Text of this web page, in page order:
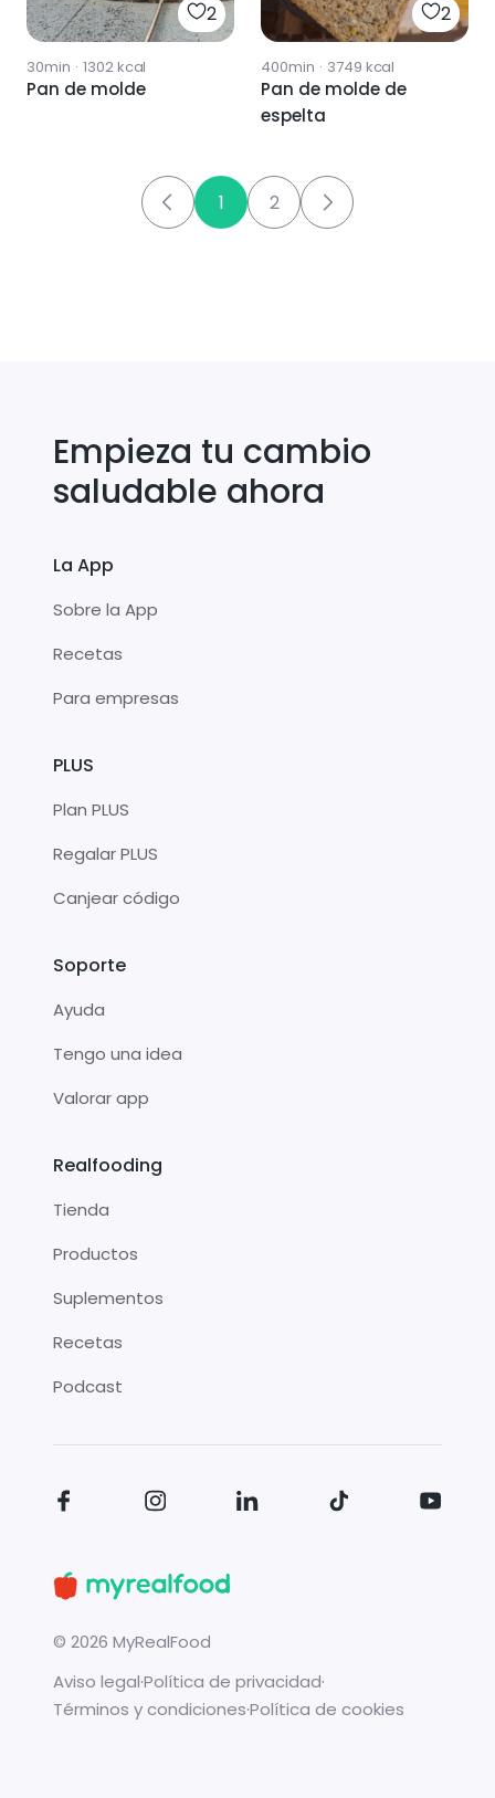
2
30min · 1302kcal
Pan de molde
2
400min · 3749 kcal
Pan de molde de
espelta
1 2
Empieza tu cambio
saludable ahora
La App
Sobre la App
Recetas
Para empresas
PLUS
Plan PLUS
Regalar PLUS
Canjear código
Soporte
Ayuda
Tengo una idea
Valorar app
Realfooding
Tienda
Productos
Suplementos
Recetas
Podcast
© 2026 MyRealFood
Aviso legal·Política de privacidad·
Términos y condiciones·Política de cookies